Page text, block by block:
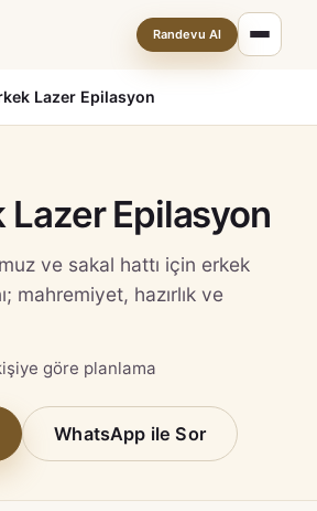
Randevu Al
Lazer Epilasyon
Lazer Epilasyon
ve sakal hattı için erkek
mahremiyet, hazırlık ve
göre planlama
WhatsApp ile Sor